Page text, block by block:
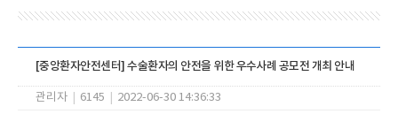
[중앙환자안전센터] 수술환자의 안전을 위한 우수사례 공모전 개최 안내
관리자 6145
2022-06-30 14:36:33